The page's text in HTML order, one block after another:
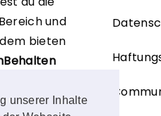
unserer Inhalte
und
bieten